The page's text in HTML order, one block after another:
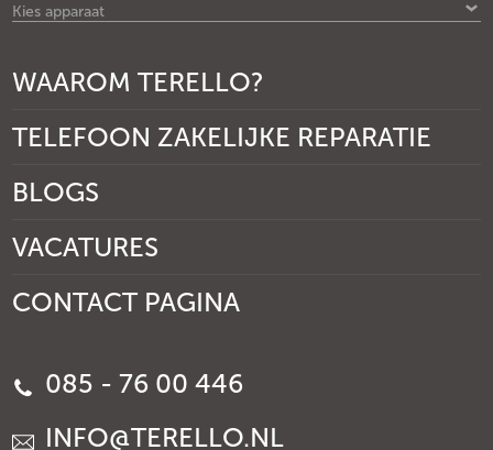
Kies apparaat
WAAROM TERELLO?
TELEFOON ZAKELIJKE REPARATIE
BLOGS
VACATURES
CONTACT PAGINA
085 - 76 00 446
INFO@TERELLO.NL